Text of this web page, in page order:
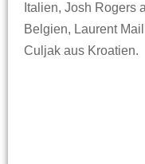
Italien, Josh Rogers
Belgien, Laurent
Culjak aus Kroatien.